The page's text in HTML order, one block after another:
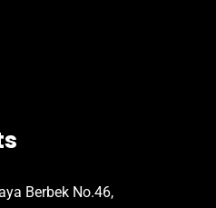
Berbek No.46,